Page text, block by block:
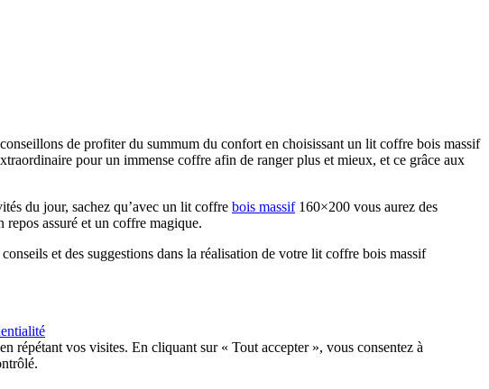
de profiter du summum du confort en choisissant un lit coffre bois massif
pour un immense coffre afin de ranger plus et mieux, et ce grâce aux
du jour, sachez qu’avec un lit coffre bois massif160×200 vous aurez des
assuré et un coffre magique.
et des suggestions dans la réalisation de votre lit coffre bois massif
répétant vos visites. En cliquant sur « Tout accepter », vous consentez à